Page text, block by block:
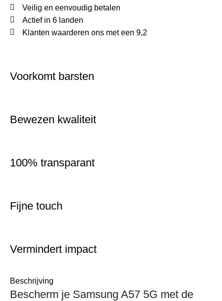
Veilig en eenvoudig betalen
Actief in 6 landen
Klanten waarderen ons met een 9,2
Voorkomt barsten
Bewezen kwaliteit
100% transparant
Fijne touch
Vermindert impact
Beschrijving
Bescherm je Samsung A57 5G met de